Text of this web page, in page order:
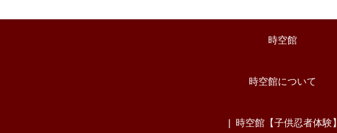
時空館
時空館について
時空館【子供忍者体験】